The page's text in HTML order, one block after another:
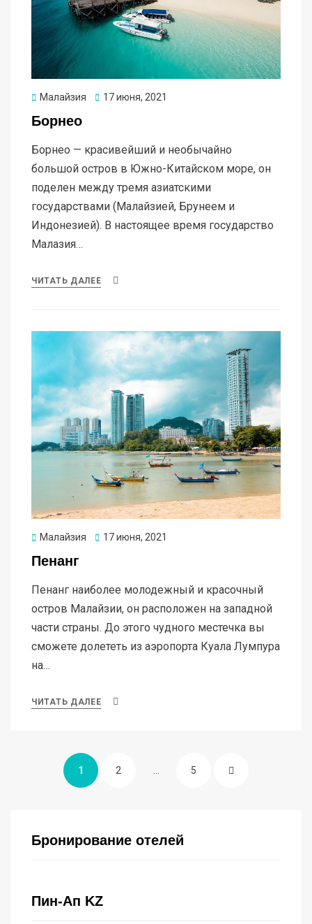
Малайзия Опубликовано
17 июня, 2021
Борнео
Борнео — красивейший и необычайно
большой остров в Южно-Китайском море, он
поделен между тремя азиатскими
государствами (Малайзией, Брунеем и
Индонезией). В настоящее время государство
Малазия…
ЧИТАТЬ ДАЛЕЕ
Малайзия Опубликовано
17 июня, 2021
Пенанг
Пенанг наиболее молодежный и красочный
остров Малайзии, он расположен на западной
части страны. До этого чудного местечка вы
сможете долететь из аэропорта Куала Лумпура
на…
ЧИТАТЬ ДАЛЕЕ
Пагинация
записей
СТРАНИЦА
1 СТРАНИЦА
2 СТРАНИЦА
5 СЛЕДУЮЩАЯ
Бронирование отелей
Пин-Ап KZ